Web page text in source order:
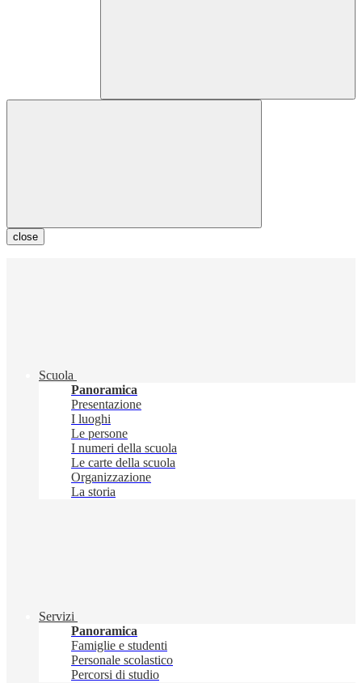
close
Scuola
Panoramica
Presentazione
I luoghi
Le persone
I numeri della scuola
Le carte della scuola
Organizzazione
La storia
Servizi
Panoramica
Famiglie e studenti
Personale scolastico
Percorsi di studio